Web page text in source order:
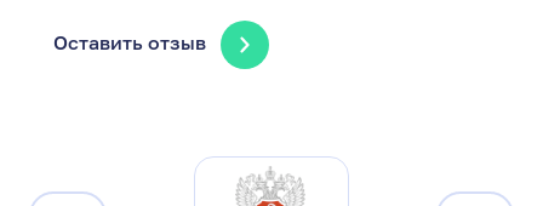
Оставить отзыв